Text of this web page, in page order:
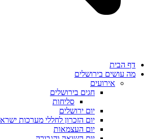
דף הבית
מה עושים בירושלים
אירועים
חגים בירושלים
סליחות
יום ירושלים
יום הזכרון לחללי מערכות ישראל
יום העצמאות